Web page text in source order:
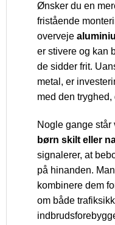
Ønsker du en
fristående
overveje
er stivere og kan
de sidder frit.
metal, er
med den tryghed,
Nogle gange
børn skilt eller
signalerer, at
på hinanden.
kombinere dem
om både